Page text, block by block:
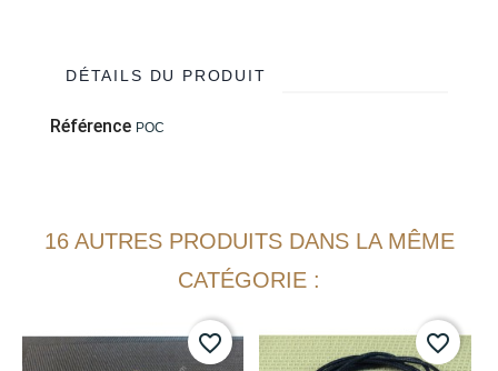
DÉTAILS DU PRODUIT
Référence POC
16 AUTRES PRODUITS DANS LA MÊME
CATÉGORIE :
favorite_border favorite_border